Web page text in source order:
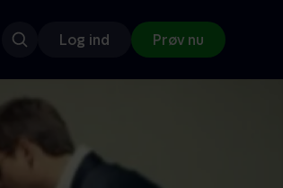
Log ind Prøv nu